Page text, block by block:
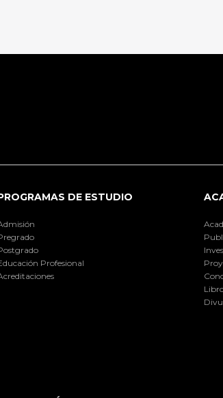
DE ESTUDIO
Profesional